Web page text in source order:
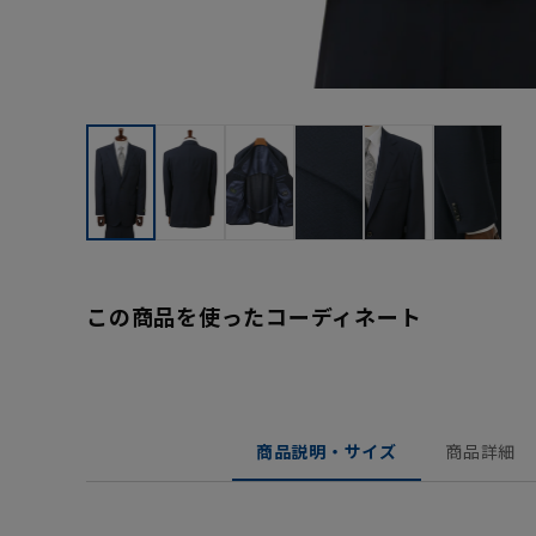
この商品を使ったコーディネート
商品説明・サイズ 商品詳細